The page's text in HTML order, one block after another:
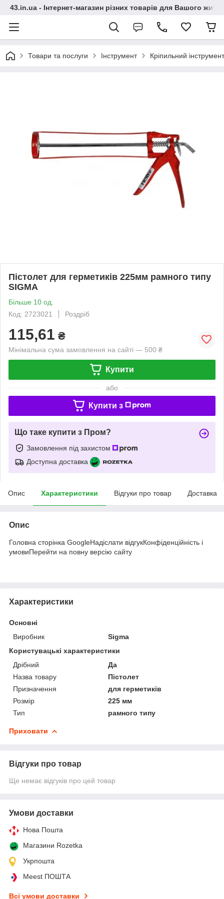
43.in.ua - Інтернет-магазин різних товарів для Вашого
Товари та послуги Інструмент Кріпильний інструмент
Пістолет для герметиків 225мм рамного типу
SIGMA
Більше 10 од.
Код: 2723021
Роздріб
115,61 ₴
Мінімальна сума замовлення на сайті — 500 ₴
Купити
або
Купити з
Що таке купити з Пром?
Замовлення під захистом
Доступна доставка
Опис Характеристики Відгуки про товар Доставка
Опис
Головна сторінка GoogleНадіслати відгукКонфіденційність і
умовиПерейти на повну версію сайту
Характеристики
Основні
Виробник
Sigma
Користувацькі характеристики
Дрібний
Да
Назва товару
Пістолет
Призначення
для герметиків
Розмір
225 мм
Тип
рамного типу
Приховати
Відгуки про товар
Ще немає відгуків про цей товар
Умови доставки
Нова Пошта
Магазини Rozetka
Укрпошта
Meest ПОШТА
Всі умови доставки